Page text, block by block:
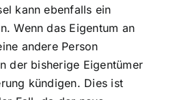
kann ebenfalls ein
Wenn das Eigentum an
andere Person
der bisherige Eigentümer
kündigen. Dies ist